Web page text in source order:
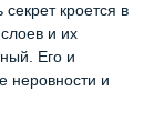
кроется в
и их
Его и
неровности и